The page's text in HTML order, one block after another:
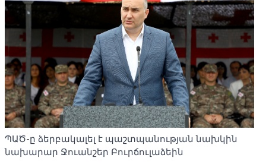
ՊԱԾ-ը ձերբակալել է պաշտպանության նախկին
նախարար Ջուանշեր Բուրճուլաձեին